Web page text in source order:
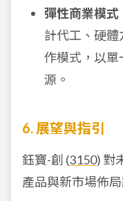
彈性商業模式
計代工、硬
作模式，以單
源。
6. 展望與指引
鈺寶-創 (3150) 對
產品與新市場佈